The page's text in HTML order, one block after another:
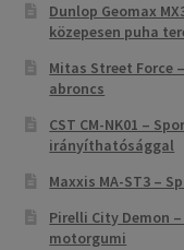
Dunlop Geomax
közepesen puha
Mitas Street Force
abroncs
CST CM-NK01 –
irányíthatósággal
Maxxis MA-ST3 –
Pirelli City Demon
motorgumi